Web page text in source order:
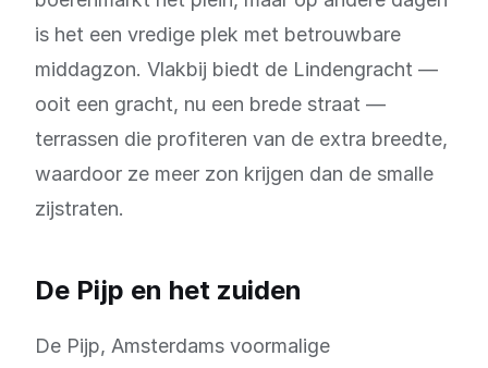
is het een vredige plek met betrouwbare
middagzon. Vlakbij biedt de Lindengracht —
ooit een gracht, nu een brede straat —
terrassen die profiteren van de extra breedte,
waardoor ze meer zon krijgen dan de smalle
zijstraten.
De Pijp en het zuiden
De Pijp, Amsterdams voormalige